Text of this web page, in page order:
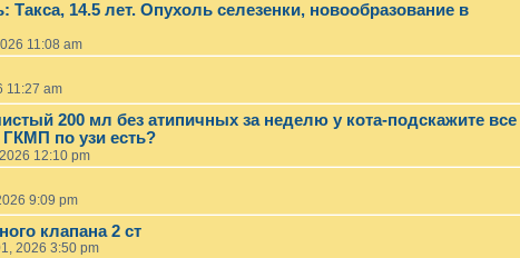
14.5 лет. Опухоль селезенки, новообразование в
11:08 am
11:27 am
200 мл без атипичных за неделю у кота-подскажите все
по узи есть?
12:10 pm
9:09 pm
клапана 2 ст
2026 3:50 pm